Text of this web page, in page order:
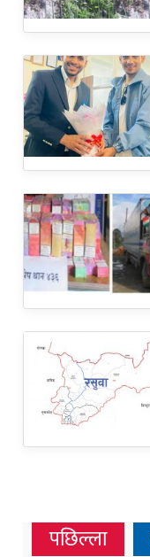
पछिल्ला